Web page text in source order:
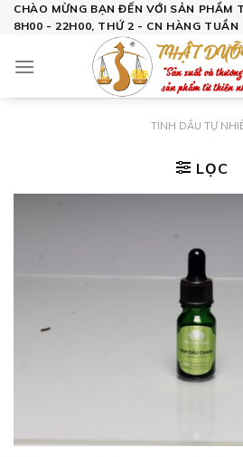
SkipCHÀO MỪNG BẠN ĐẾN VỚI SẢN PHẨM
8H00 - 22H00, THỨ 2 - CN HÀNG TUẦN
TINH DẦU TỰ
LỌC